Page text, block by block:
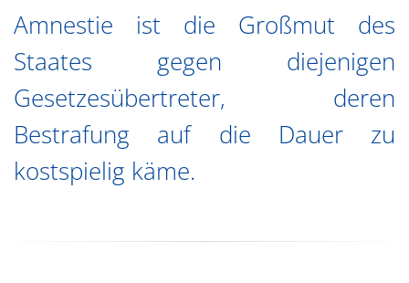
Amnestie ist die Großmut des
Staates gegen diejenigen
Gesetzesübertreter, deren
Bestrafung auf die Dauer zu
kostspielig käme.